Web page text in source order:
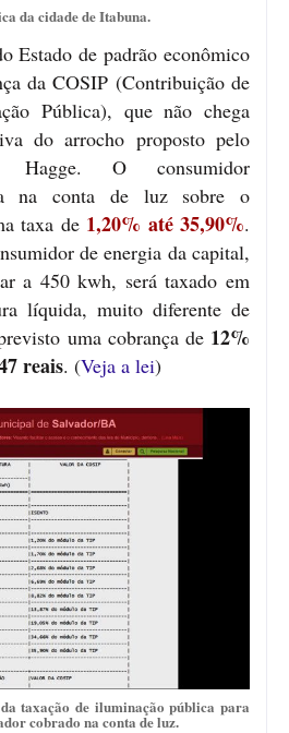
da cidade de Itabuna.
Estado de padrão econômico
da COSIP (Contribuição de
Pública), que não chega
do arrocho proposto pelo
Hagge. O consumidor
na conta de luz sobre o
taxa de 1,20% até 35,90%.
de energia da capital,
a 450 kwh, será taxado em
líquida, muito diferente de
uma cobrança de 12%
reais. (Veja a lei)
taxação de iluminação pública para
cobrado na conta de luz.